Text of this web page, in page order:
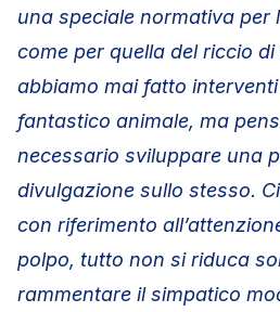
una speciale normativa per
come per quella del riccio
abbiamo mai fatto
fantastico animale, ma
necessario sviluppare una
divulgazione sullo stesso.
con riferimento
polpo, tutto non si riduca
rammentare il simpatico